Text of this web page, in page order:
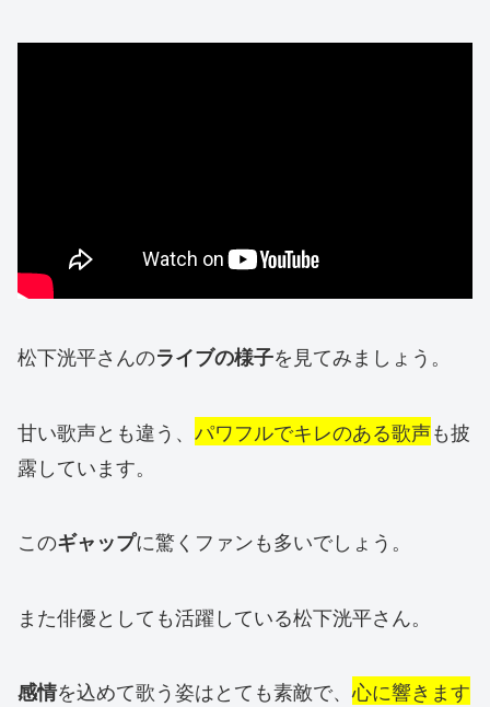
松下洸平さんのライブの様子を見てみましょう。
甘い歌声とも違う、 パワフルでキレのある歌声も披
露しています。
このギャップに驚くファンも多いでしょう。
また俳優としても活躍している松下洸平さん。
感情を込めて歌う姿はとても素敵で、心に響きます